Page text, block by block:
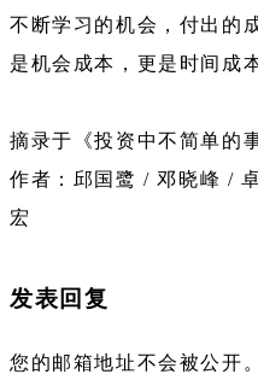
不断学习的机会，付出的
是机会成本，更是时间成
摘录于《投资中不简单的
作者：邱国鹭 / 邓晓峰 /
宏
发表回复
您的邮箱地址不会被公开。